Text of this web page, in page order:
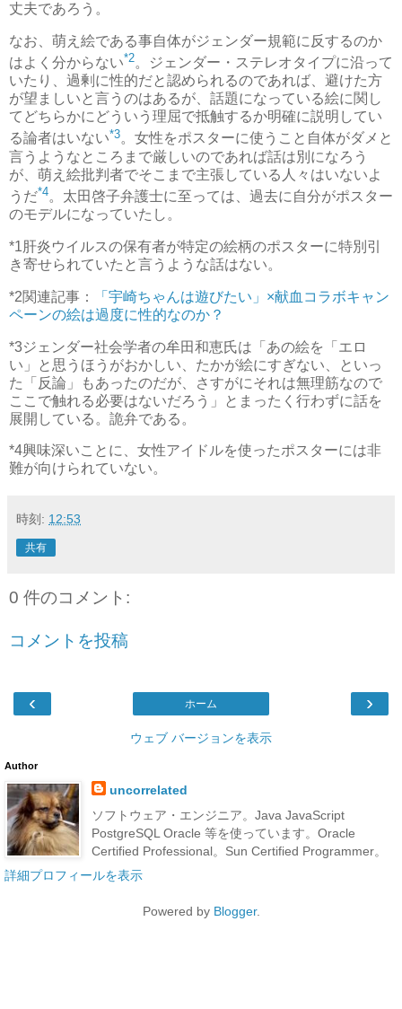
丈夫であろう。
なお、萌え絵である事自体がジェンダー規範に反するのか
はよく分からない*2。ジェンダー・ステレオタイプに沿って
いたり、過剰に性的だと認められるのであれば、避けた方
が望ましいと言うのはあるが、話題になっている絵に関し
てどちらかにどういう理屈で抵触するか明確に説明してい
る論者はいない*3。女性をポスターに使うこと自体がダメと
言うようなところまで厳しいのであれば話は別になろう
が、萌え絵批判者でそこまで主張している人々はいないよ
うだ*4。太田啓子弁護士に至っては、過去に自分がポスター
のモデルになっていたし。
*1 肝炎ウイルスの保有者が特定の絵柄のポスターに特別引
き寄せられていたと言うような話はない。
*2関連記事：
「宇崎ちゃんは遊びたい」×献血コラボキャン
ペーンの絵は過度に性的なのか？
*3ジェンダー社会学者の牟田和恵氏は「あの絵を「エロ
い」と思うほうがおかしい、たかが絵にすぎない、といっ
た「反論」もあったのだが、さすがにそれは無理筋なので
ここで触れる必要はないだろう」とまったく行わずに話を
展開している。詭弁である。
*4興味深いことに、女性アイドルを使ったポスターには非
難が向けられていない。
時刻: 12:53
共有
0 件のコメント:
コメントを投稿
‹ ›
ホーム
ウェブ バージョンを表示
Author
uncorrelated
ソフトウェア・エンジニア。Java JavaScript
PostgreSQL Oracle 等を使っています。Oracle
Certified Professional。Sun Certified Programmer。
詳細プロフィールを表示
Powered by Blogger.